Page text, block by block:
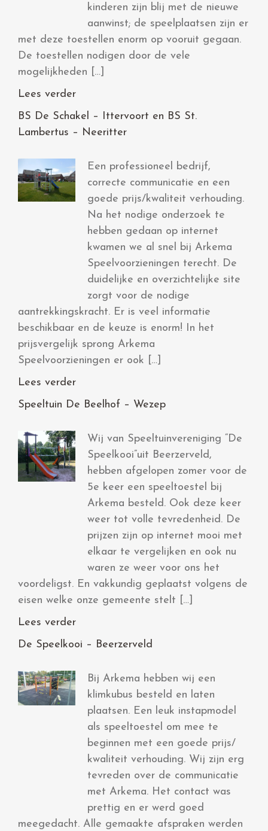
kinderen zijn blij met de nieuwe
aanwinst; de speelplaatsen zijn er
met deze toestellen enorm op vooruit gegaan.
De toestellen nodigen door de vele
mogelijkheden […]
Lees verder
BS De Schakel – Ittervoort en BS St.
Lambertus – Neeritter
Een professioneel bedrijf,
correcte communicatie en een
goede prijs/kwaliteit verhouding.
Na het nodige onderzoek te
hebben gedaan op internet
kwamen we al snel bij Arkema
Speelvoorzieningen terecht. De
duidelijke en overzichtelijke site
zorgt voor de nodige
aantrekkingskracht. Er is veel informatie
beschikbaar en de keuze is enorm! In het
prijsvergelijk sprong Arkema
Speelvoorzieningen er ook […]
Lees verder
Speeltuin De Beelhof – Wezep
Wij van Speeltuinvereniging “De
Speelkooi”uit Beerzerveld,
hebben afgelopen zomer voor de
5e keer een speeltoestel bij
Arkema besteld. Ook deze keer
weer tot volle tevredenheid. De
prijzen zijn op internet mooi met
elkaar te vergelijken en ook nu
waren ze weer voor ons het
voordeligst. En vakkundig geplaatst volgens de
eisen welke onze gemeente stelt […]
Lees verder
De Speelkooi – Beerzerveld
Bij Arkema hebben wij een
klimkubus besteld en laten
plaatsen. Een leuk instapmodel
als speeltoestel om mee te
beginnen met een goede prijs/
kwaliteit verhouding. Wij zijn erg
tevreden over de communicatie
met Arkema. Het contact was
prettig en er werd goed
meegedacht. Alle gemaakte afspraken werden